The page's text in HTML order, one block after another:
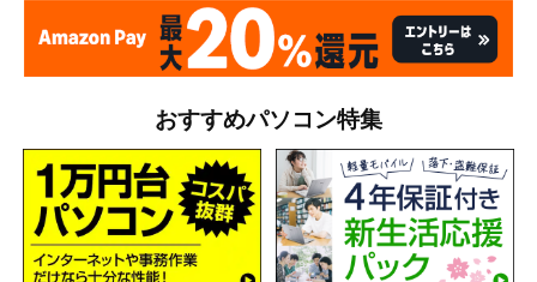
おすすめパソコン特集